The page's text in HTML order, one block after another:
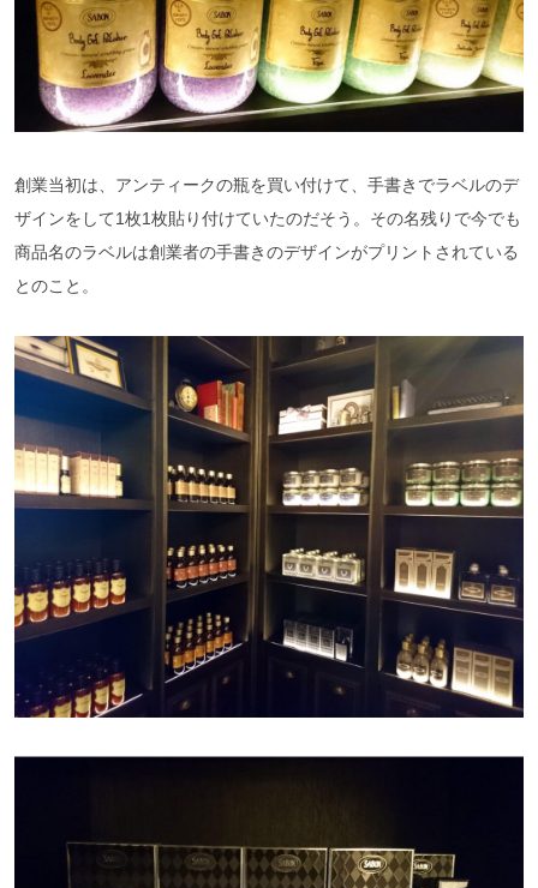
創業当初は、アンティークの瓶を買い付けて、手書きでラベルのデ
ザインをして1枚1枚貼り付けていたのだそう。その名残りで今でも
商品名のラベルは創業者の手書きのデザインがプリントされている
とのこと。